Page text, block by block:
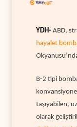
YDH- ABD,
hayalet
B-2 tipi
konvansiyonel
taşıyabilen,
olarak